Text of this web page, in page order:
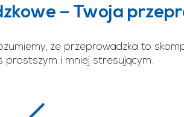
– Twoja
że przeprowadzka to
prostszym i mniej stresującym.